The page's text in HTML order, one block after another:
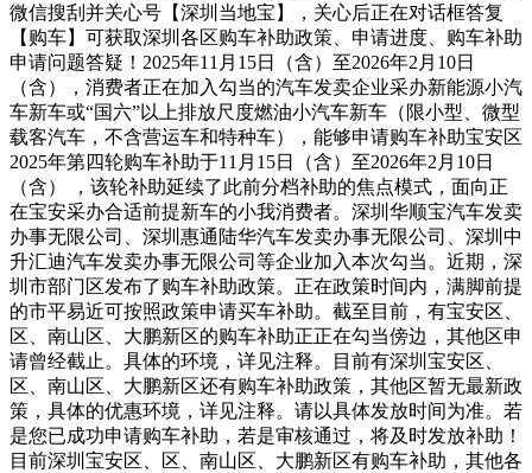
微信搜刮并关心号【深圳当地宝】，关心后正在对话框答复
【购车】可获取深圳各区购车补助政策、申请进度、购车补助
申请问题答疑！2025年11月15日（含）至2026年2月10日
（含），消费者正在加入勾当的汽车发卖企业采办新能源小汽
车新车或“国六”以上排放尺度燃油小汽车新车（限小型、微型
载客汽车，不含营运车和特种车），能够申请购车补助宝安区
2025年第四轮购车补助于11月15日（含）至2026年2月10日
（含） ，该轮补助延续了此前分档补助的焦点模式，面向正
在宝安采办合适前提新车的小我消费者。深圳华顺宝汽车发卖
办事无限公司、深圳惠通陆华汽车发卖办事无限公司、深圳中
升汇迪汽车发卖办事无限公司等企业加入本次勾当。近期，深
圳市部门区发布了购车补助政策。正在政策时间内，满脚前提
的市平易近可按照政策申请买车补助。截至目前，有宝安区、
区、南山区、大鹏新区的购车补助正正在勾当傍边，其他区申
请曾经截止。具体的环境，详见注释。目前有深圳宝安区、
区、南山区、大鹏新区还有购车补助政策，其他区暂无最新政
策，具体的优惠环境，详见注释。请以具体发放时间为准。若
是您已成功申请购车补助，若是审核通过，将及时发放补助！
目前深圳宝安区、区、南山区、大鹏新区有购车补助，其他各